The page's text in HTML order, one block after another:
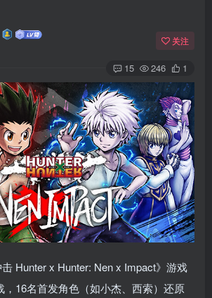
关注
15 246 1
击 Hunter x Hunter: Nen x Impact》游戏
，16名首发角色（如小杰、西索）还原